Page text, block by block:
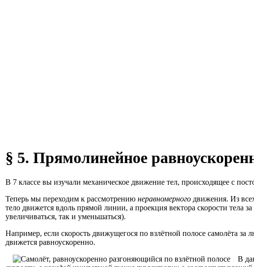
§ 5. Прямолинейное
В 7 классе вы изучали механическое движение тел, происходящее с
Теперь мы переходим к рассмотрению неравномерного движения. Из
тело движется вдоль прямой линии, а проекция вектора скорости тела
увеличиваться, так и уменьшаться).
Например, если скорость движущегося по взлётной полосе самолёта
движется равноускоренно.
В